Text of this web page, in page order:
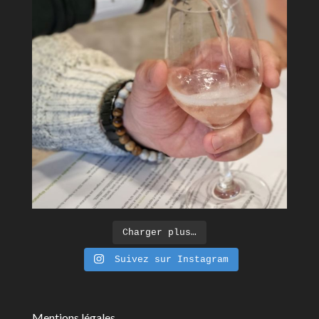
Charger plus…
Suivez sur Instagram